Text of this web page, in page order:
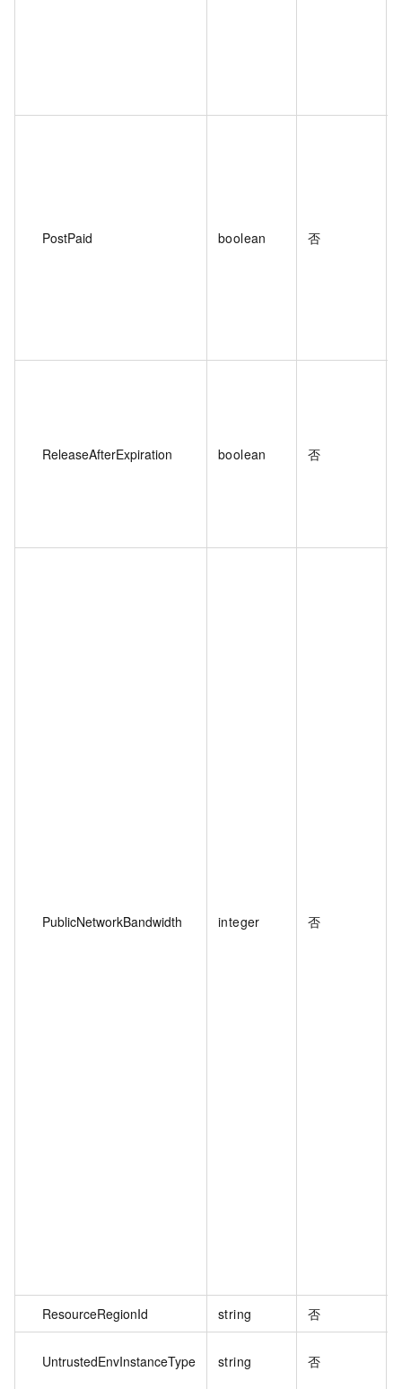
PostPaid boolean 否
ReleaseAfterExpiration boolean 否
PublicNetworkBandwidth integer 否
ResourceRegionId string 否
UntrustedEnvInstanceType string 否